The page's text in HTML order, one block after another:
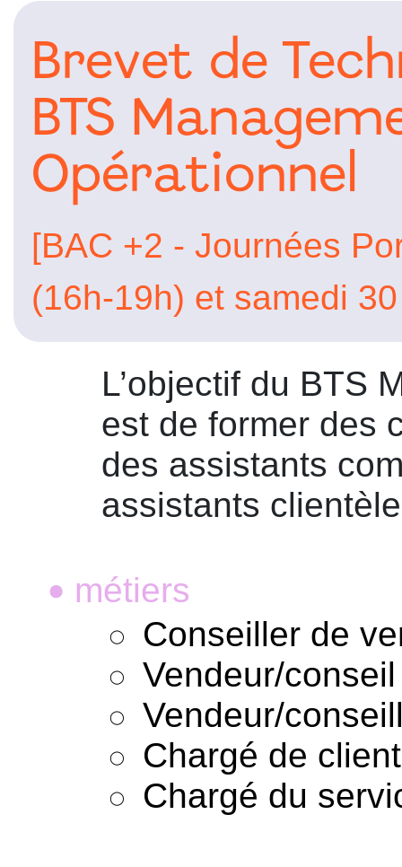
Brevet de
BTS
Opérationnel
[BAC +2 - Journées
(16h-19h) et samedi
L’objectif du BTS
est de former des
des assistants
assistants
• métiers
Conseiller de
Vendeur/conseil
Vendeur/
Chargé de
Chargé du